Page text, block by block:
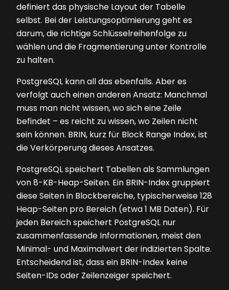
definiert das physische Layout der Tabelle
selbst. Bei der Leistungsoptimierung geht es
darum, die richtige Schlüsselreihenfolge zu
wählen und die Fragmentierung unter Kontrolle
zu halten.
PostgreSQL kann all das ebenfalls. Aber es
verfolgt auch einen anderen Ansatz: Manchmal
muss man nicht wissen, wo sich eine Zeile
befindet – es reicht zu wissen, wo Zeilen nicht
sein können. BRIN, kurz für Block Range Index, ist
die Verkörperung dieses Ansatzes.
PostgreSQL speichert Tabellen als Sammlungen
von 8-KB-Heap-Seiten. Ein BRIN-Index gruppiert
diese Seiten in Blockbereiche, typischerweise 128
Heap-Seiten pro Bereich (etwa 1 MB Daten). Für
jeden Bereich speichert PostgreSQL nur
zusammenfassende Informationen, meist den
Minimal- und Maximalwert der indizierten Spalte.
Entscheidend ist, dass ein BRIN-Index keine
Seiten-IDs oder Zeilenzeiger speichert.